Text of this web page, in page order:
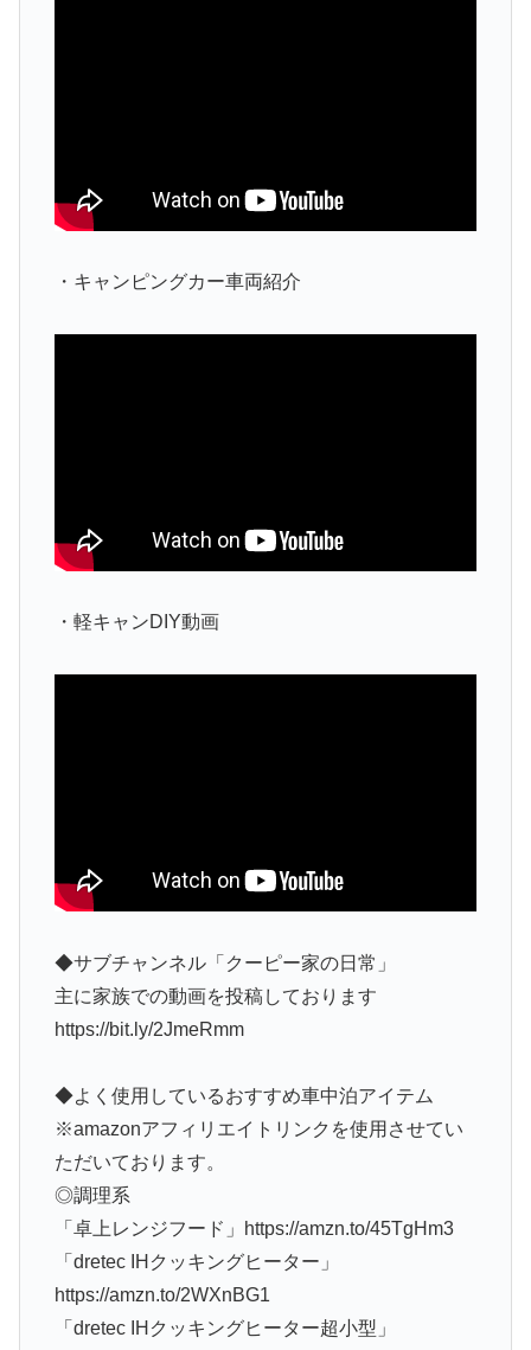
・キャンピングカー車両紹介
・軽キャンDIY動画
◆サブチャンネル「クーピー家の日常」
主に家族での動画を投稿しております
https://bit.ly/2JmeRmm
◆よく使用しているおすすめ車中泊アイテム
※amazonアフィリエイトリンクを使用させてい
ただいております。
◎調理系
「卓上レンジフード」https://amzn.to/45TgHm3
「dretec IHクッキングヒーター」
https://amzn.to/2WXnBG1
「dretec IHクッキングヒーター超小型」